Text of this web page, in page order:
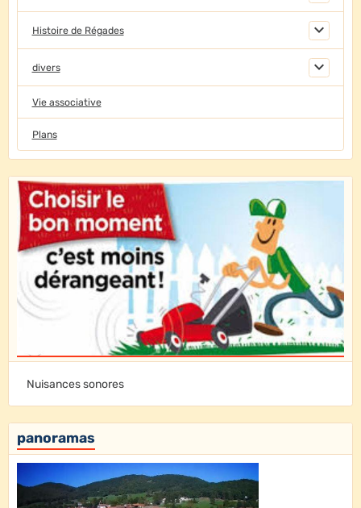
Histoire de Régades
divers
Vie associative
Plans
Nuisances sonores
panoramas